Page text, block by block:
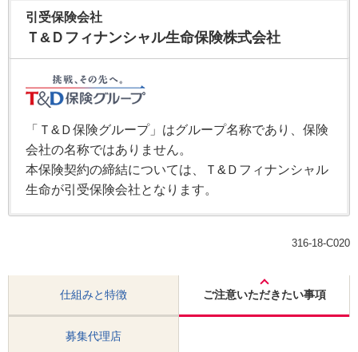
引受保険会社
Ｔ&Ｄフィナンシャル生命保険株式会社
「Ｔ&Ｄ保険グループ」はグループ名称であり、保険
会社の名称ではありません。
本保険契約の締結については、Ｔ&Ｄフィナンシャル
生命が引受保険会社となります。
316-18-C020
仕組みと特徴 ご注意いただきたい事項
募集代理店